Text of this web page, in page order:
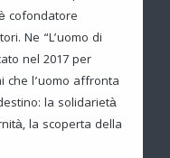
cofondatore
Ne “L’uomo di
nel 2017 per
che l’uomo affronta
la solidarietà
la scoperta della